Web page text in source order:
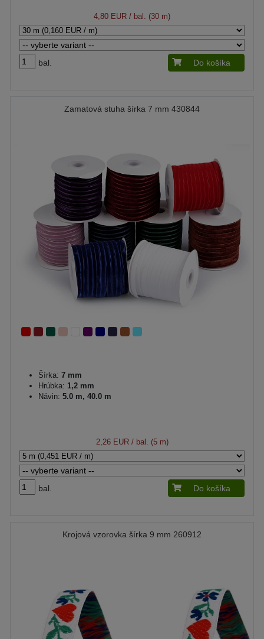
4,80 EUR / bal. (30 m)
bal. Do košíka
Zamatová stuha šírka 7 mm 430844
Šírka: 7 mm
Hrúbka: 1,2 mm
Návin: 5.0 m, 40.0 m
2,26 EUR/ bal. (5 m)
bal. Do košíka
Krojová vzorovka šírka 9 mm 260912